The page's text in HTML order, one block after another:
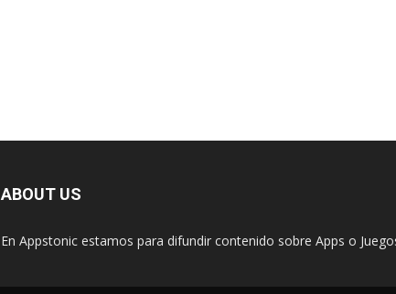
ABOUT US
En Appstonic estamos para difundir contenido sobre Apps o